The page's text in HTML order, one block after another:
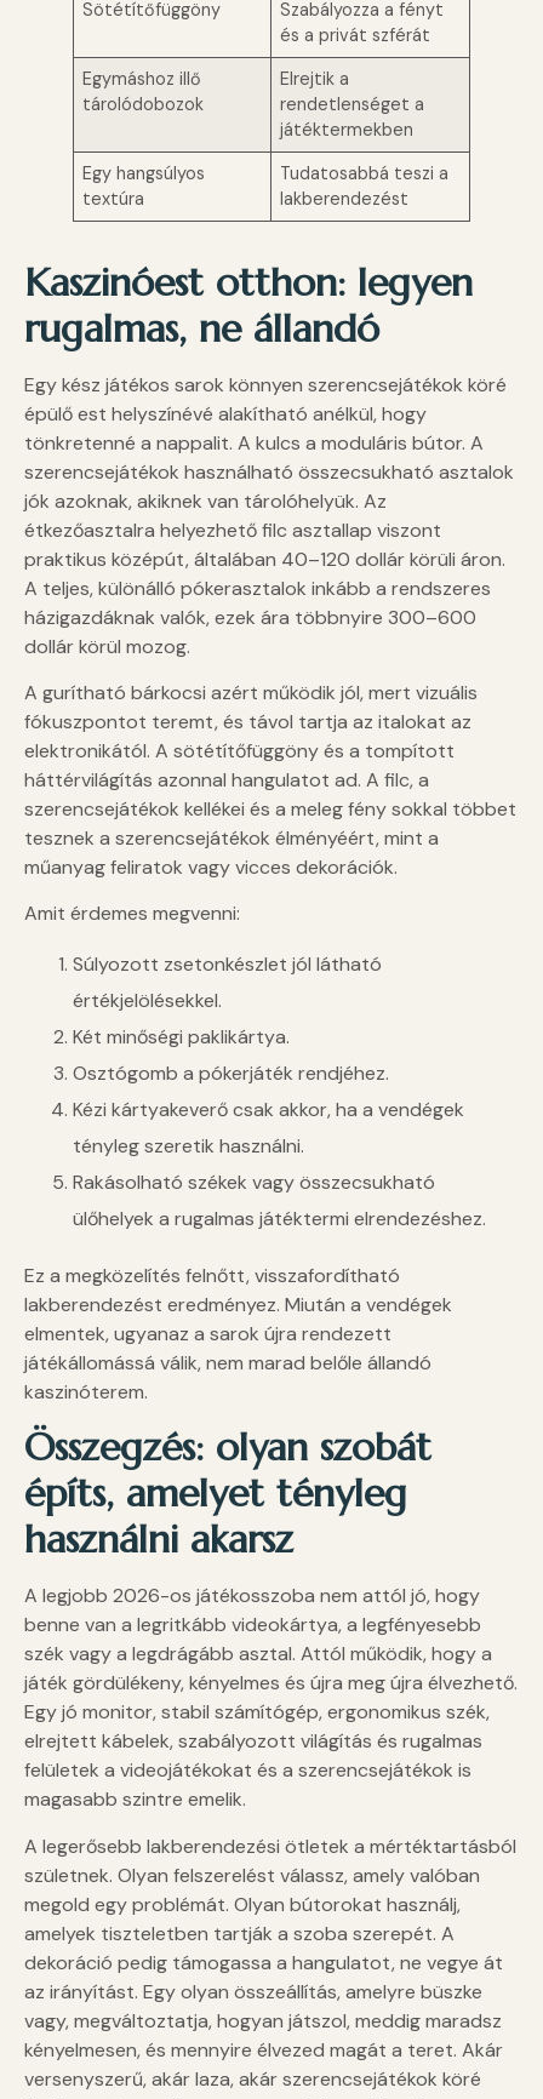
Sötétítőfüggöny
Szabályozza a fényt
és a privát szférát
Egymáshoz illő
tárolódobozok
Elrejtik a
rendetlenséget a
játéktermekben
Egy hangsúlyos
textúra
Tudatosabbá teszi a
lakberendezést
Kaszinóest otthon: legyen
rugalmas, ne állandó
Egy kész játékos sarok könnyen szerencsejátékok köré
épülő est helyszínévé alakítható anélkül, hogy
tönkretenné a nappalit. A kulcs a moduláris bútor. A
szerencsejátékok használható összecsukható asztalok
jók azoknak, akiknek van tárolóhelyük. Az
étkezőasztalra helyezhető filc asztallap viszont
praktikus középút, általában 40–120 dollár körüli áron.
A teljes, különálló pókerasztalok inkább a rendszeres
házigazdáknak valók, ezek ára többnyire 300–600
dollár körül mozog.
A gurítható bárkocsi azért működik jól, mert vizuális
fókuszpontot teremt, és távol tartja az italokat az
elektronikától. A sötétítőfüggöny és a tompított
háttérvilágítás azonnal hangulatot ad. A filc, a
szerencsejátékok kellékei és a meleg fény sokkal többet
tesznek a szerencsejátékok élményéért, mint a
műanyag feliratok vagy vicces dekorációk.
Amit érdemes megvenni:
Súlyozott zsetonkészlet jól látható
értékjelölésekkel.
Két minőségi paklikártya.
Osztógomb a pókerjáték rendjéhez.
Kézi kártyakeverő csak akkor, ha a vendégek
tényleg szeretik használni.
Rakásolható székek vagy összecsukható
ülőhelyek a rugalmas játéktermi elrendezéshez.
Ez a megközelítés felnőtt, visszafordítható
lakberendezést eredményez. Miután a vendégek
elmentek, ugyanaz a sarok újra rendezett
játékállomássá válik, nem marad belőle állandó
kaszinóterem.
Összegzés: olyan szobát
építs, amelyet tényleg
használni akarsz
A legjobb 2026-os játékosszoba nem attól jó, hogy
benne van a legritkább videokártya, a legfényesebb
szék vagy a legdrágább asztal. Attól működik, hogy a
játék gördülékeny, kényelmes és újra meg újra élvezhető.
Egy jó monitor, stabil számítógép, ergonomikus szék,
elrejtett kábelek, szabályozott világítás és rugalmas
felületek a videojátékokat és a szerencsejátékok is
magasabb szintre emelik.
A legerősebb lakberendezési ötletek a mértéktartásból
születnek. Olyan felszerelést válassz, amely valóban
megold egy problémát. Olyan bútorokat használj,
amelyek tiszteletben tartják a szoba szerepét. A
dekoráció pedig támogassa a hangulatot, ne vegye át
az irányítást. Egy olyan összeállítás, amelyre büszke
vagy, megváltoztatja, hogyan játszol, meddig maradsz
kényelmesen, és mennyire élvezed magát a teret. Akár
versenyszerű, akár laza, akár szerencsejátékok köré